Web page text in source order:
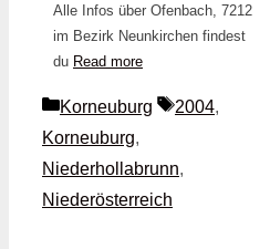
Alle Infos über Ofenbach, 7212
im Bezirk Neunkirchen findest
du Read more
Kategorien
Korneuburg Schlagwörter
2004,
Korneuburg,
Niederhollabrunn,
Niederösterreich